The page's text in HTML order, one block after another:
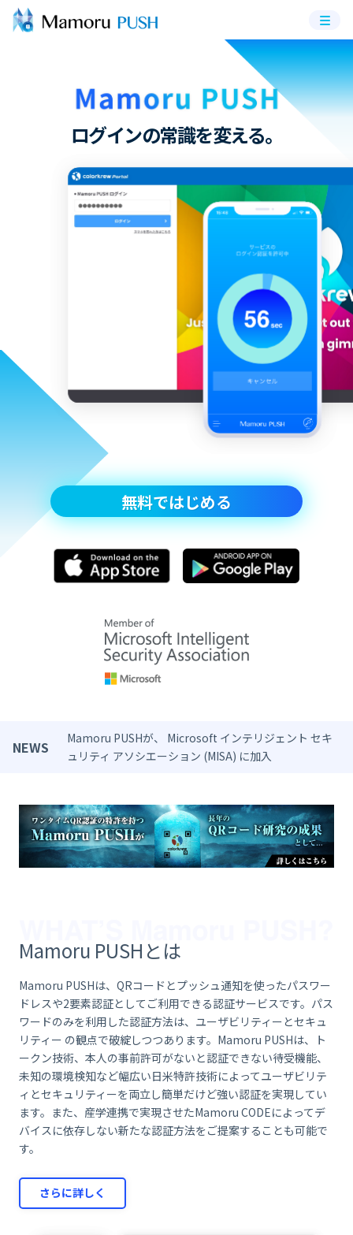
メニ
ュー
ログインの常識を変える。
無料ではじめる
NEWS
Mamoru PUSHが、 Microsoft インテリジェント セキ
ュリティ アソシエーション (MISA) に加入
Mamoru PUSHとは
Mamoru PUSHは、QRコードとプッシュ通知を使ったパスワー
ドレスや2要素認証としてご利用できる認証サービスです。パス
ワードのみを利用した認証方法は、ユーザビリティーとセキュ
リティー の観点で破綻しつつあります。Mamoru PUSHは、ト
ークン技術、本人の事前許可がないと認証できない待受機能、
未知の環境検知など幅広い日米特許技術によってユーザビリテ
ィとセキュリティーを両立し簡単だけど強い認証を実現してい
ます。また、産学連携で実現させたMamoru CODEによってデ
バイスに依存しない新たな認証方法をご提案することも可能で
す。
さらに詳しく